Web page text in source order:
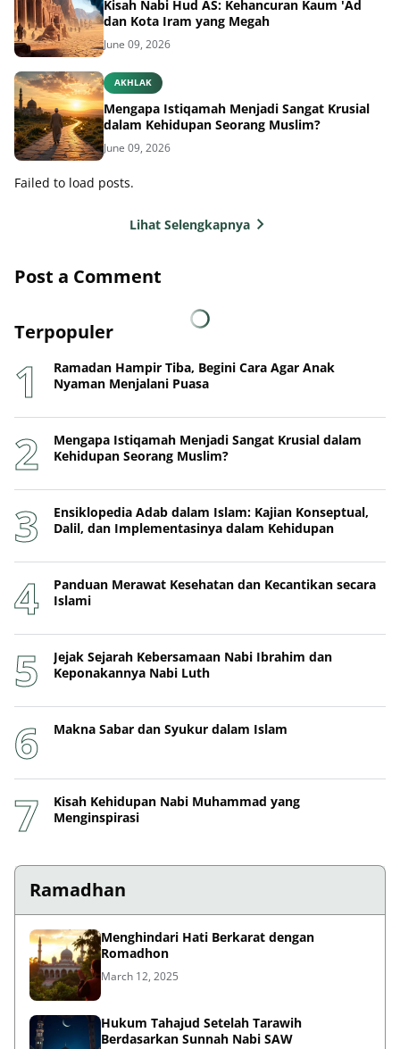
Kisah Nabi Hud AS: Kehancuran Kaum 'Ad
dan Kota Iram yang Megah
June 09, 2026
AKHLAK
Mengapa Istiqamah Menjadi Sangat Krusial
dalam Kehidupan Seorang Muslim?
June 09, 2026
Failed to load posts.
Lihat Selengkapnya
Post a Comment
Terpopuler
Ramadan Hampir Tiba, Begini Cara Agar Anak
Nyaman Menjalani Puasa
Mengapa Istiqamah Menjadi Sangat Krusial dalam
Kehidupan Seorang Muslim?
Ensiklopedia Adab dalam Islam: Kajian Konseptual,
Dalil, dan Implementasinya dalam Kehidupan
Panduan Merawat Kesehatan dan Kecantikan secara
Islami
Jejak Sejarah Kebersamaan Nabi Ibrahim dan
Keponakannya Nabi Luth
Makna Sabar dan Syukur dalam Islam
Kisah Kehidupan Nabi Muhammad yang
Menginspirasi
Ramadhan
Menghindari Hati Berkarat dengan
Romadhon
March 12, 2025
Hukum Tahajud Setelah Tarawih
Berdasarkan Sunnah Nabi SAW